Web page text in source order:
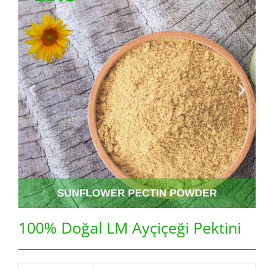
100% Doğal LM Ayçiçeği Pektini